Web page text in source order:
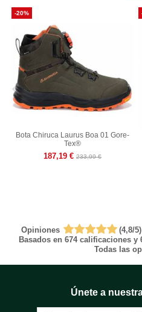
-20%
Bota Chiruca Laurus Boa 01 Gore-
Tex®
187,19 € 233,99 €
Opiniones (4,8/5)
Basados en 674calificaciones y
Todas las
Únete a